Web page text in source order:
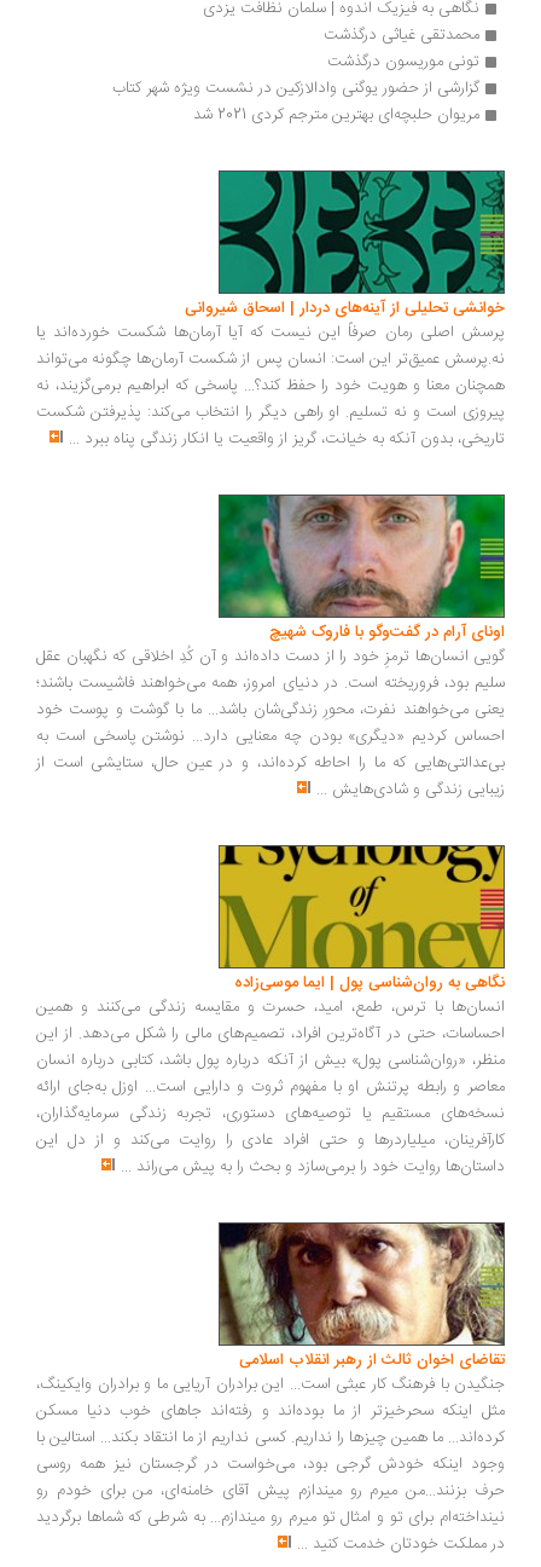
نگاهی به فیزیک اندوه | سلمان نظافت یزدی
محمدتقی غیاثی درگذشت
تونی موریسون درگذشت
گزارشی از حضور یوگنی وادالازکین در نشست ویژه شهر کتاب
مریوان حلبچه‌ای بهترین مترجم کردی 2021 شد
تحلیلی از آینه‌های دردار | اسحاق شیروانی
اصلی رمان صرفاً این نیست که آیا آرمان‌ها شکست خورده‌اند یا
عمیق‌تر این است: انسان پس از شکست آرمان‌ها چگونه می‌تواند
معنا و هویت خود را حفظ کند؟... پاسخی که ابراهیم برمی‌گزیند، نه
است و نه تسلیم. او راهی دیگر را انتخاب می‌کند: پذیرفتن شکست
بدون آنکه به خیانت، گریز از واقعیت یا انکار زندگی پناه ببرد...
آرام در گفت‌وگو با فاروک شهیچ‭
انسان‌ها ترمزِ خود را از دست داده‌اند و آن کُدِ اخلاقی که نگهبان عقل
بود، فروریخته است. در دنیای امروز، همه می‌خواهند فاشیست باشند؛
می‌خواهند نفرت، محورِ زندگی‌شان باشد... ما با گوشت و پوست خود
کردیم «دیگری» بودن چه معنایی دارد... نوشتن پاسخی است به
که ما را احاطه کرده‌اند، و در عین حال، ستایشی است از
زندگی و شادی‌هایش...
به روان‌شناسی پول | ایما موسی‌زاده
با ترس، طمع، امید، حسرت و مقایسه زندگی می‌کنند و همین
حتی در آگاه‌ترین افراد، تصمیم‌های مالی را شکل می‌دهد. از این
«روان‌شناسی پول» بیش از آنکه درباره پول باشد، کتابی درباره انسان
و رابطه پرتنش او با مفهوم ثروت و دارایی است... اوزل به‌جای ارائه
مستقیم یا توصیه‌های دستوری، تجربه زندگی سرمایه‌گذاران،
میلیاردرها و حتی افراد عادی را روایت می‌کند و از دل این
روایت خود را برمی‌سازد و بحث را به پیش می‌راند ...
اخوان ثالث از رهبر انقلاب اسلامی
با فرهنگ کار عبثی است... این برادران آریایی ما و برادران وایکینگ،
اینکه سحرخیزتر از ما بوده‌اند و رفته‌اند جاهای خوب دنیا مسکن
ما همین چیزها را نداریم. کسی نداریم از ما انتقاد بکند... استالین با
اینکه خودش گرجی بود، می‌خواست در گرجستان نیز همه روسی
بزنند...من میرم رو میندازم پیش آقای خامنه‌ای، من برای خودم رو
برای تو و امثال تو میرم رو میندازم... به شرطی که شماها برگردید
مملکت خودتان خدمت کنید...